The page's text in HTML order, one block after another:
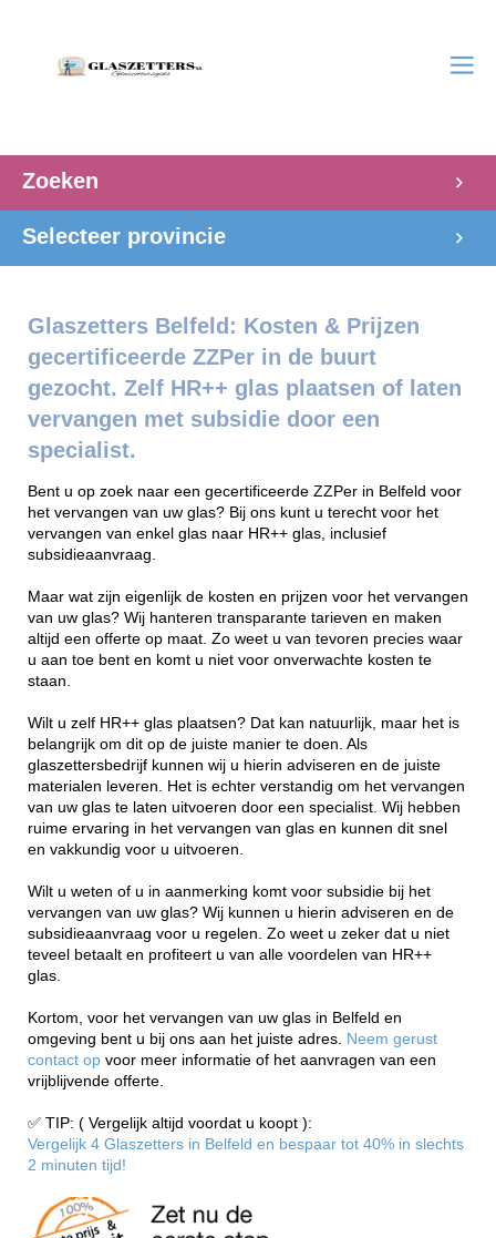
Zoeken
Selecteer provincie
Glaszetters Belfeld: Kosten & Prijzen
gecertificeerde ZZPer in de buurt
gezocht. Zelf HR++ glas plaatsen of laten
vervangen met subsidie door een
specialist.
Bent u op zoek naar een gecertificeerde ZZPer in Belfeld voor
het vervangen van uw glas? Bij ons kunt u terecht voor het
vervangen van enkel glas naar HR++ glas, inclusief
subsidieaanvraag.
Maar wat zijn eigenlijk de kosten en prijzen voor het vervangen
van uw glas? Wij hanteren transparante tarieven en maken
altijd een offerte op maat. Zo weet u van tevoren precies waar
u aan toe bent en komt u niet voor onverwachte kosten te
staan.
Wilt u zelf HR++ glas plaatsen? Dat kan natuurlijk, maar het is
belangrijk om dit op de juiste manier te doen. Als
glaszettersbedrijf kunnen wij u hierin adviseren en de juiste
materialen leveren. Het is echter verstandig om het vervangen
van uw glas te laten uitvoeren door een specialist. Wij hebben
ruime ervaring in het vervangen van glas en kunnen dit snel
en vakkundig voor u uitvoeren.
Wilt u weten of u in aanmerking komt voor subsidie bij het
vervangen van uw glas? Wij kunnen u hierin adviseren en de
subsidieaanvraag voor u regelen. Zo weet u zeker dat u niet
teveel betaalt en profiteert u van alle voordelen van HR++
glas.
Kortom, voor het vervangen van uw glas in Belfeld en
omgeving bent u bij ons aan het juiste adres. Neem gerust
contact op voor meer informatie of het aanvragen van een
vrijblijvende offerte.
✅ TIP: ( Vergelijk altijd voordat u koopt ):
Vergelijk 4 Glaszetters in Belfeld en bespaar tot 40% in slechts
2 minuten tijd!